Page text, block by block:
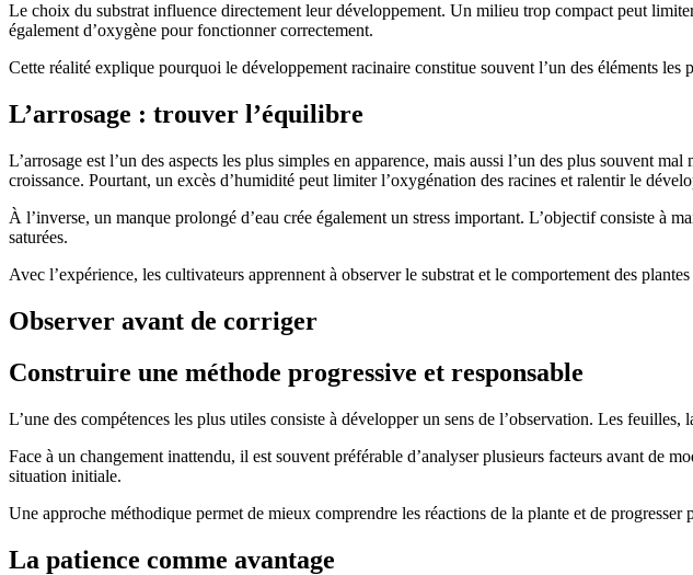
Le choix du substrat influence directement leur développement. Un milieu trop compact peut
également d’oxygène pour fonctionner correctement.
Cette réalité explique pourquoi le développement racinaire constitue souvent l’un des éléments les
L’arrosage : trouver l’équilibre
L’arrosage est l’un des aspects les plus simples en apparence, mais aussi l’un des plus souvent
croissance. Pourtant, un excès d’humidité peut limiter l’oxygénation des racines et ralentir le
À l’inverse, un manque prolongé d’eau crée également un stress important. L’objectif consiste à
saturées.
Avec l’expérience, les cultivateurs apprennent à observer le substrat et le comportement des
Observer avant de corriger
Construire une méthode progressive et responsable
L’une des compétences les plus utiles consiste à développer un sens de l’observation. Les
Face à un changement inattendu, il est souvent préférable d’analyser plusieurs facteurs avant de
situation initiale.
Une approche méthodique permet de mieux comprendre les réactions de la plante et de progresser
La patience comme avantage